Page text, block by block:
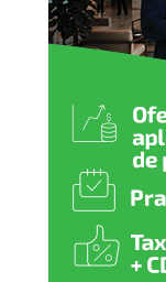
O Estado
Defesa Civil
meteorologistas
estações
em expansão,
ampliar a
Outra
Broadcast, que